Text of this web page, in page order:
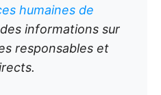
humaines de
informations sur
responsables et